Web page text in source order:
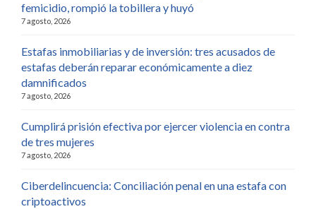
femicidio, rompió la tobillera y huyó
7 agosto, 2026
Estafas inmobiliarias y de inversión: tres acusados de
estafas deberán reparar económicamente a diez
damnificados
7 agosto, 2026
Cumplirá prisión efectiva por ejercer violencia en contra
de tres mujeres
7 agosto, 2026
Ciberdelincuencia: Conciliación penal en una estafa con
criptoactivos